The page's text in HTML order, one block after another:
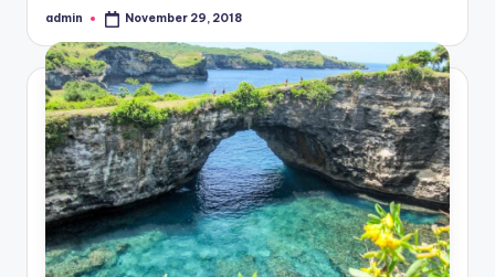
Posted
admin November 29, 2018